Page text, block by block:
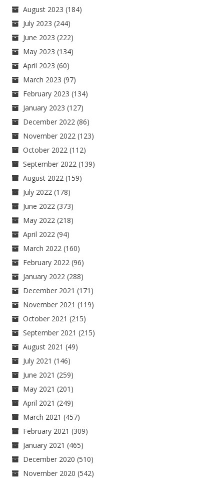
August 2023 (184)
July 2023 (244)
June 2023 (222)
May 2023 (134)
April 2023 (60)
March 2023 (97)
February 2023 (134)
January 2023 (127)
December 2022 (86)
November 2022 (123)
October 2022 (112)
September 2022 (139)
August 2022 (159)
July 2022 (178)
June 2022 (373)
May 2022 (218)
April 2022 (94)
March 2022 (160)
February 2022 (96)
January 2022 (288)
December 2021 (171)
November 2021 (119)
October 2021 (215)
September 2021 (215)
August 2021 (49)
July 2021 (146)
June 2021 (259)
May 2021 (201)
April 2021 (249)
March 2021 (457)
February 2021 (309)
January 2021 (465)
December 2020 (510)
November 2020 (542)